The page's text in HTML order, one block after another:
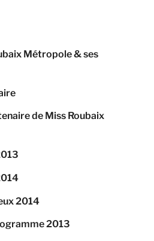
Métropole & ses
de Miss Roubaix
2014
2013